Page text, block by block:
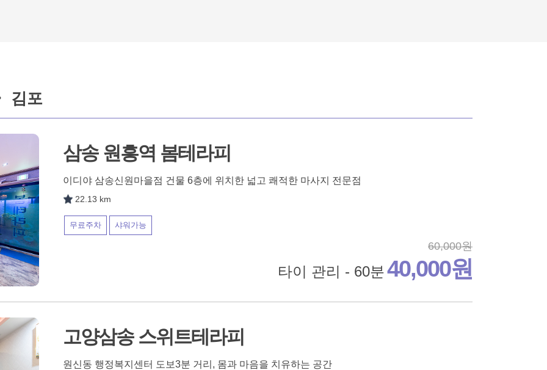
김포
삼송 원흥역 봄테라피
이디야 삼송신원마을점 건물 6층에 위치한 넓고 쾌적한 마사지 전문점
22.13 km
무료주차 샤워가능
60,000원
타이 관리 - 60분40,000원
고양삼송 스위트테라피
원신동 행정복지센터 도보3분 거리, 몸과 마음을 치유하는 공간